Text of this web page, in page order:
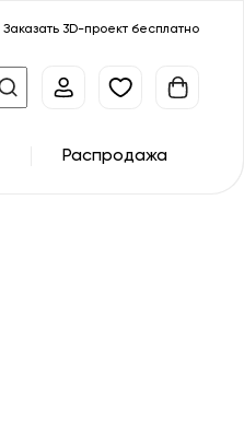
Заказать 3D-проект бесплатно
Распродажа